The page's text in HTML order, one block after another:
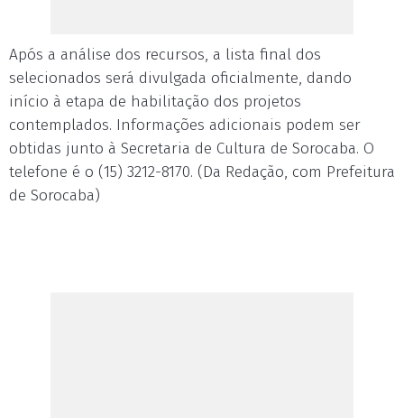
Após a análise dos recursos, a lista final dos
selecionados será divulgada oficialmente, dando
início à etapa de habilitação dos projetos
contemplados. Informações adicionais podem ser
obtidas junto à Secretaria de Cultura de Sorocaba. O
telefone é o (15) 3212-8170. (Da Redação, com Prefeitura
de Sorocaba)